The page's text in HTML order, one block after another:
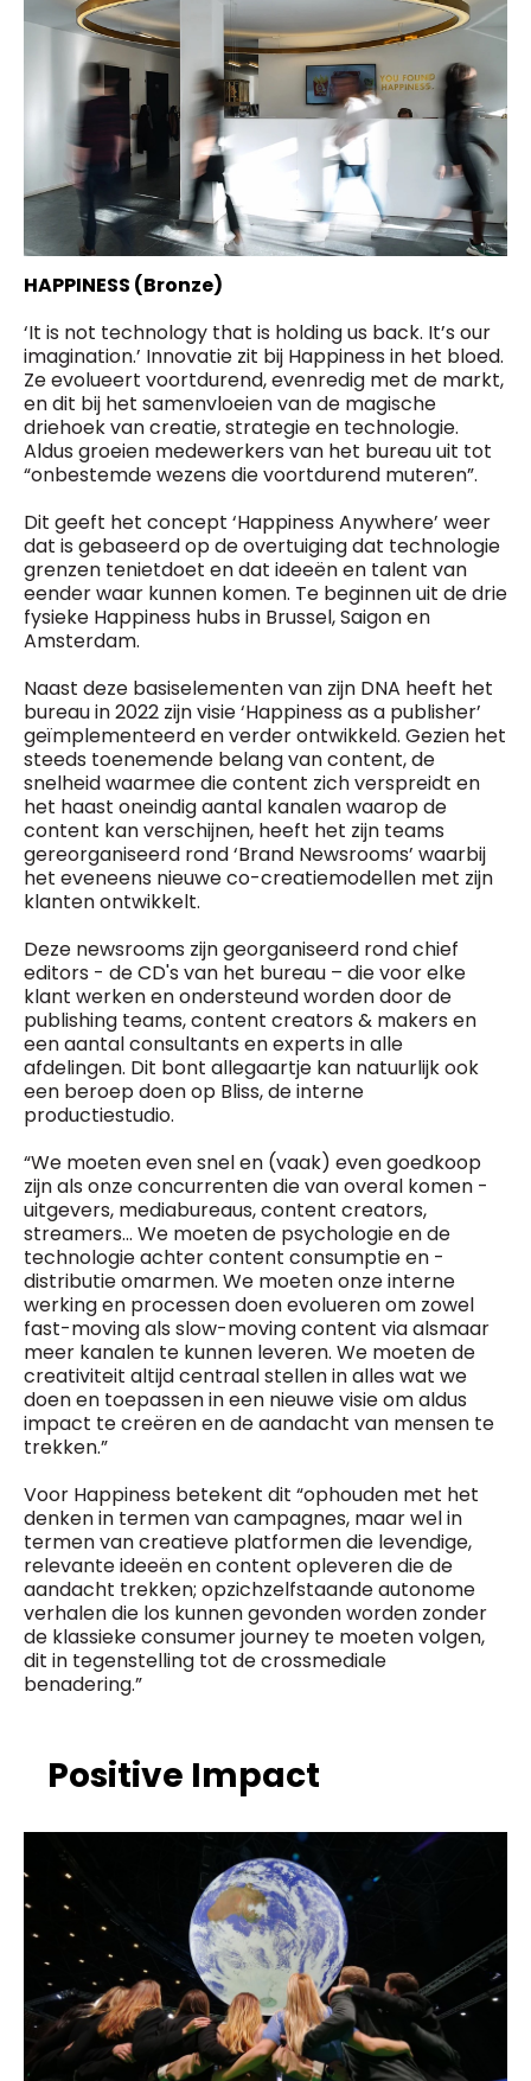
HAPPINESS (Bronze)
‘It is not technology that is holding us back. It’s our
imagination.’ Innovatie zit bij Happiness in het bloed.
Ze evolueert voortdurend, evenredig met de markt,
en dit bij het samenvloeien van de magische
driehoek van creatie, strategie en technologie.
Aldus groeien medewerkers van het bureau uit tot
“onbestemde wezens die voortdurend muteren”.
Dit geeft het concept ‘Happiness Anywhere’ weer
dat is gebaseerd op de overtuiging dat technologie
grenzen tenietdoet en dat ideeën en talent van
eender waar kunnen komen. Te beginnen uit de drie
fysieke Happiness hubs in Brussel, Saigon en
Amsterdam.
Naast deze basiselementen van zijn DNA heeft het
bureau in 2022 zijn visie ‘Happiness as a publisher’
geïmplementeerd en verder ontwikkeld. Gezien het
steeds toenemende belang van content, de
snelheid waarmee die content zich verspreidt en
het haast oneindig aantal kanalen waarop de
content kan verschijnen, heeft het zijn teams
gereorganiseerd rond ‘Brand Newsrooms’ waarbij
het eveneens nieuwe co-creatiemodellen met zijn
klanten ontwikkelt.
Deze newsrooms zijn georganiseerd rond chief
editors - de CD's van het bureau – die voor elke
klant werken en ondersteund worden door de
publishing teams, content creators & makers en
een aantal consultants en experts in alle
afdelingen. Dit bont allegaartje kan natuurlijk ook
een beroep doen op Bliss, de interne
productiestudio.
“We moeten even snel en (vaak) even goedkoop
zijn als onze concurrenten die van overal komen -
uitgevers, mediabureaus, content creators,
streamers... We moeten de psychologie en de
technologie achter content consumptie en -
distributie omarmen. We moeten onze interne
werking en processen doen evolueren om zowel
fast-moving als slow-moving content via alsmaar
meer kanalen te kunnen leveren. We moeten de
creativiteit altijd centraal stellen in alles wat we
doen en toepassen in een nieuwe visie om aldus
impact te creëren en de aandacht van mensen te
trekken.”
Voor Happiness betekent dit “ophouden met het
denken in termen van campagnes, maar wel in
termen van creatieve platformen die levendige,
relevante ideeën en content opleveren die de
aandacht trekken; opzichzelfstaande autonome
verhalen die los kunnen gevonden worden zonder
de klassieke consumer journey te moeten volgen,
dit in tegenstelling tot de crossmediale
benadering.”
Positive Impact